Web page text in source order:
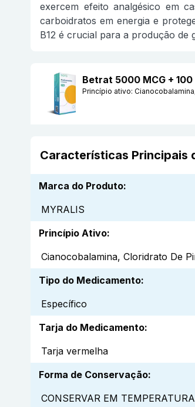
exercem efeito analgésico em
carboidratos em energia e
B12 é crucial para a produção de
Betrat 5000 MCG + 100
Princípio ativo:
Características Principais
Marca do Produto:
MYRALIS
Princípio Ativo:
Cianocobalamina, Cloridrato De
Tipo do Medicamento:
Específico
Tarja do Medicamento:
Tarja vermelha
Forma de Conservação:
CONSERVAR EM